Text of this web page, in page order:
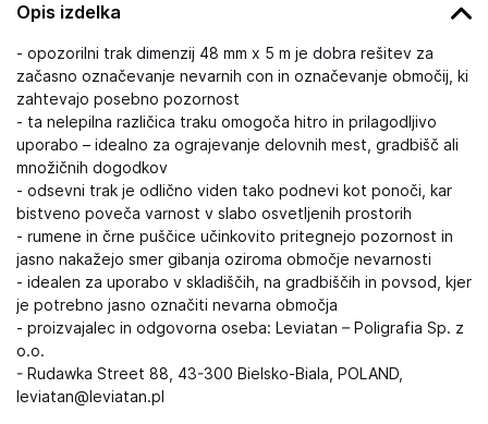
Opis izdelka
- opozorilni trak dimenzij 48 mm x 5 m je dobra rešitev za
začasno označevanje nevarnih con in označevanje območij, ki
zahtevajo posebno pozornost
- ta nelepilna različica traku omogoča hitro in prilagodljivo
uporabo – idealno za ograjevanje delovnih mest, gradbišč ali
množičnih dogodkov
- odsevni trak je odlično viden tako podnevi kot ponoči, kar
bistveno poveča varnost v slabo osvetljenih prostorih
- rumene in črne puščice učinkovito pritegnejo pozornost in
jasno nakažejo smer gibanja oziroma območje nevarnosti
- idealen za uporabo v skladiščih, na gradbiščih in povsod, kjer
je potrebno jasno označiti nevarna območja
- proizvajalec in odgovorna oseba: Leviatan – Poligrafia Sp. z
o.o.
- Rudawka Street 88, 43-300 Bielsko-Biala, POLAND,
leviatan@leviatan.pl